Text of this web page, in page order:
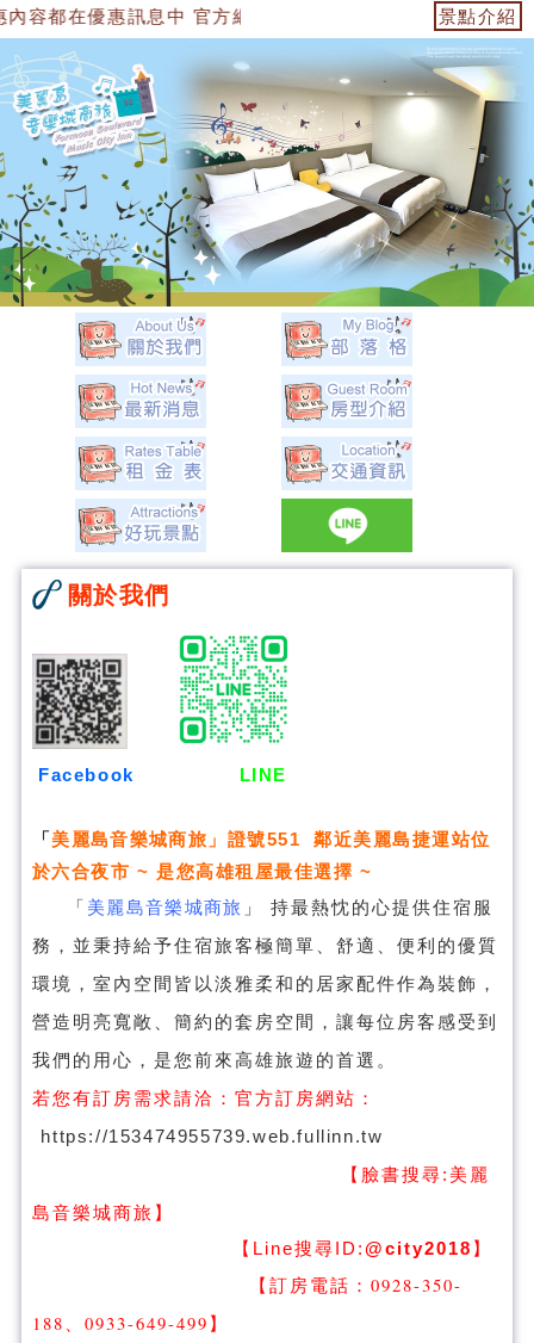
容都在優惠訊息中 官方網站：https:// 景點介紹
關於我們
Facebook LINE
「美麗島音樂城商旅 」證號551 鄰近美麗島捷運站位
於六合夜市 ~ 是您高雄租屋最佳選擇 ~
「 美麗島音樂城商旅 」 持最熱忱的心提供住宿服
務，並秉持給予住宿旅客極簡單、舒適、便利的優質
環境，室內空間皆以淡雅柔和的居家配件作為裝飾，
營造明亮寬敞、簡約的套房空間，讓每位房客感受到
我們的用心，是您前來高雄旅遊的首選。
若您有訂房需求請洽： 官方訂房網站：
https://153474955739.web.fullinn.tw
【臉書搜尋: 美麗
島音樂城商旅 】
【Line搜尋ID:@city2018 】
【訂房電話：0928-350-
188、0933-649-499 】